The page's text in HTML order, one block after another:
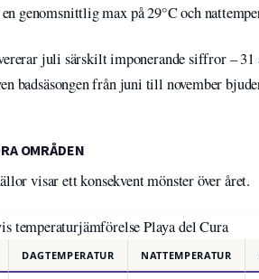
genomsnittlig max på 29°C och
juli särskilt imponerande siffror – 31
badsäsongen från juni till november
OMRÅDEN
visar ett konsekvent mönster över året.
temperaturjämförelse Playa del Cura
DAGTEMPERATUR NATTEMPERATUR